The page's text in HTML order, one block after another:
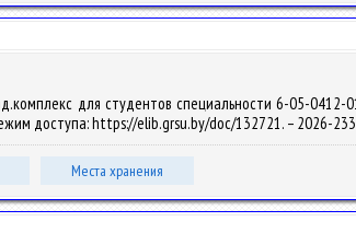
для студентов специальности 6-05-
доступа: https://elib.grsu.by/doc/132721. – 2026-
Места хранения